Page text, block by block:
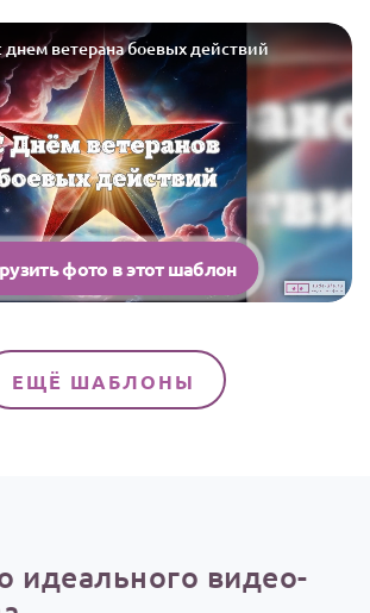
ветерана боевых действий
фото в этот шаблон
ЕЩЁ ШАБЛОНЫ
идеального видео-